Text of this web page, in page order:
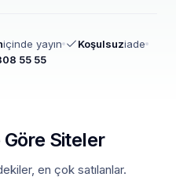
içinde yayın Koşulsuziade
55 55
Siteler
en çok satılanlar.